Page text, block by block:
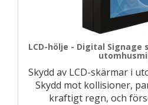
LCD-hölje - Digital
Skydd av LCD-skärmar i
Skydd mot kollisioner,
kraftigt regn, och